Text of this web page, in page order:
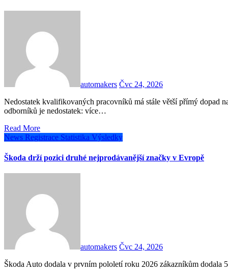
automakers Čvc 24, 2026
Nedostatek kvalifikovaných pracovníků má stále větší přímý dopad na každodenní pracovní život. Zejména technických
odborníků je nedostatek: více…
Read More
News Registrace Statistika Výsledky
Škoda drží pozici druhé nejprodávanější značky v Evropě
automakers Čvc 24, 2026
Škoda Auto dodala v prvním pololetí roku 2026 zákazníkům